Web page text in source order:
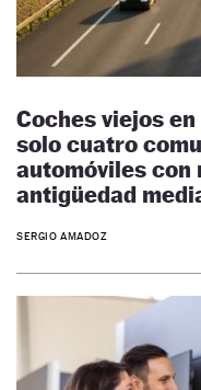
Coches viejos
solo cuatro
automóviles con
antigüedad
SERGIO AMADOZ